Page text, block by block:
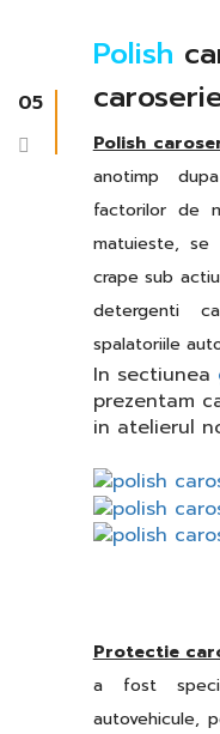
05
Polish
Polish
anotimp
factorilor de
matuieste,
crape sub
detergenti
spalatoriile
In sectiunea
prezentam
in atelierul
Protectie
a fost
autovehicule,